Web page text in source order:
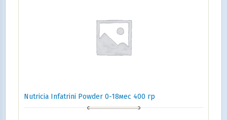
Nutricia Infatrini Powder 0-18мес 400 гр